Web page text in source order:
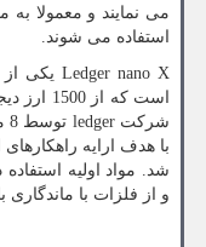
می نمایند و معمولا به
استفاده می شوند.
Ledger nano Xیکی از
است که از 1500 ارز دیجیتال متفاوت از جمله
شرکتledger
با هدف ارایه
شد. مواد اولیه
و از فلزات با